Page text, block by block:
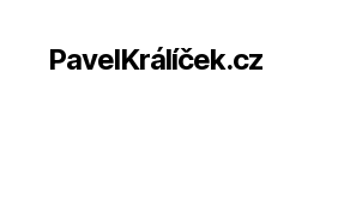
PavelKrálíček.cz